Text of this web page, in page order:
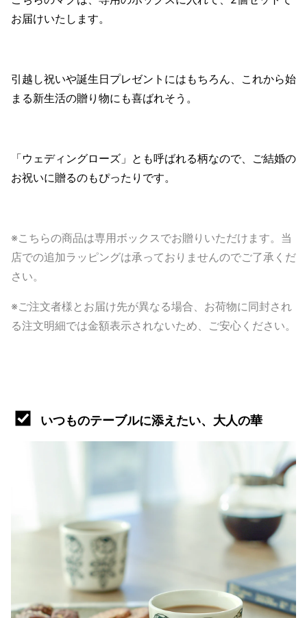
お届けいたします。
引越し祝いや誕生日プレゼントにはもちろん、これから始
まる新生活の贈り物にも喜ばれそう。
「ウェディングローズ」とも呼ばれる柄なので、ご結婚の
お祝いに贈るのもぴったりです。
※こちらの商品は専用ボックスでお贈りいただけます。当
店での追加ラッピングは承っておりませんのでご了承くだ
さい。
※ご注文者様とお届け先が異なる場合、お荷物に同封され
る注文明細では金額表示されないため、ご安心ください。
いつものテーブルに添えたい、大人の華